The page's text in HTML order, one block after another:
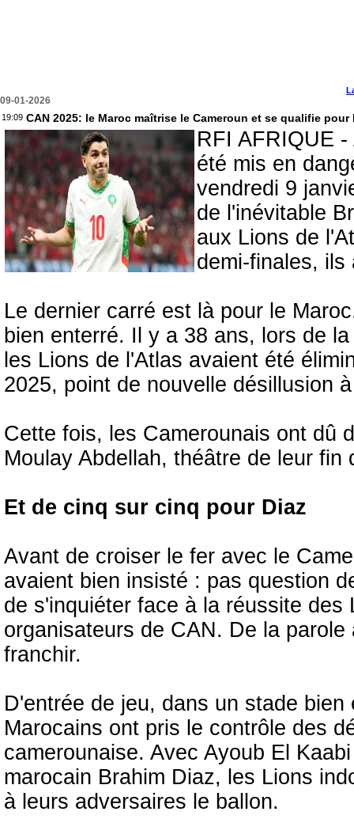
09-01-2026
19:09 CAN 2025: le Maroc maîtrise le Cameroun et se qualifie
RFI AFRIQUE
été mis en
vendredi 9
de l'inévitable
aux Lions de
demi-finales, ils
Le dernier carré est là pour le
bien enterré. Il y a 38 ans, lors de
les Lions de l'Atlas avaient été
2025, point de nouvelle désillusion
Cette fois, les Camerounais ont dû
Moulay Abdellah, théâtre de leur
Et de cinq sur cinq pour Diaz
Avant de croiser le fer avec le
avaient bien insisté : pas question
de s'inquiéter face à la réussite
organisateurs de CAN. De la
franchir.
D'entrée de jeu, dans un stade
Marocains ont pris le contrôle des
camerounaise. Avec Ayoub El
marocain Brahim Diaz, les Lions
à leurs adversaires le ballon.